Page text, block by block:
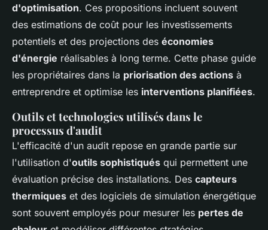
d'optimisation. Ces propositions incluent souvent
des estimations de coût pour les investissements
potentiels et des projections des économies
d'énergie réalisables à long terme. Cette phase guide
les propriétaires dans la priorisation des actions à
entreprendre et optimise les interventions planifiées.
Outils et technologies utilisés dans le
processus d'audit
L'efficacité d'un audit repose en grande partie sur
l'utilisation d'outils sophistiqués qui permettent une
évaluation précise des installations. Des capteurs
thermiques et des logiciels de simulation énergétique
sont souvent employés pour mesurer les pertes de